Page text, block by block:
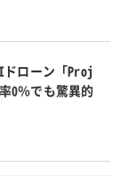
ドローン「Proj
0％でも驚異的